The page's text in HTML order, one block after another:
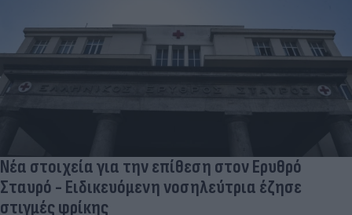
Νέα στοιχεία για την επίθεση στον Ερυθρό
Σταυρό - Ειδικευόμενη νοσηλεύτρια έζησε
στιγμές φρίκης